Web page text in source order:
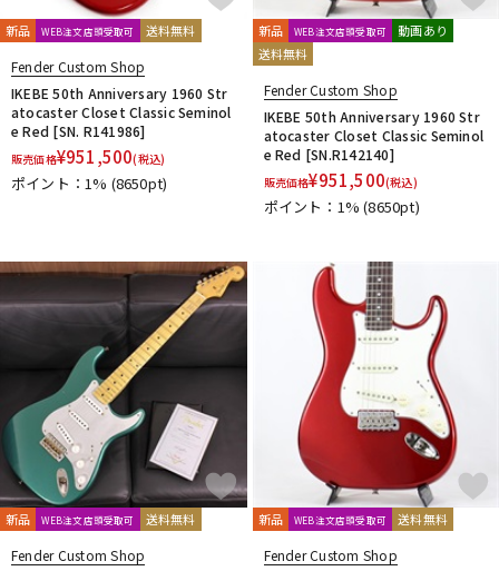
新品 WEB注文店頭受取可 送料無料
Fender Custom Shop
IKEBE 50th Anniversary 1960 Str
atocaster Closet Classic Seminol
e Red [SN. R141986]
販売価格¥951,500(税込)
ポイント：1% (8650pt)
新品 WEB注文店頭受取可
動画あり
送料無料
Fender Custom Shop
IKEBE 50th Anniversary 1960 Str
atocaster Closet Classic Seminol
e Red [SN.R142140]
販売価格¥951,500(税込)
ポイント：1%(8650pt)
新品 WEB注文店頭受取可 送料無料
Fender Custom Shop
新品 WEB注文店頭受取可 送料無料
Fender Custom Shop